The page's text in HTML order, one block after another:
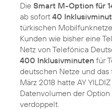
Die Smart M-Option für
ab sofort 40
türkischen
Kunden wie bisher eine
Netz von Telefónica
400 Inklusivminuten für
deutschen Netze und das
März 2018 hatte AY
Datenvolumen der Option
verdoppelt.